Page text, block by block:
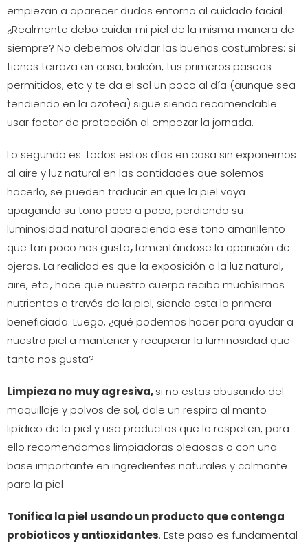
empiezan a aparecer dudas entorno al cuidado facial
¿Realmente debo cuidar mi piel de la misma manera de
siempre? No debemos olvidar las buenas costumbres: si
tienes terraza en casa, balcón, tus primeros paseos
permitidos, etc y te da el sol un poco al día (aunque sea
tendiendo en la azotea) sigue siendo recomendable
usar factor de protección al empezar la jornada.
Lo segundo es: todos estos días en casa sin exponernos
al aire y luz natural en las cantidades que solemos
hacerlo, se pueden traducir en que la piel vaya
apagando su tono poco a poco, perdiendo su
luminosidad natural apareciendo ese tono amarillento
que tan poco nos gusta,fomentándose la aparición de
ojeras. La realidad es que la exposición a la luz natural,
aire, etc., hace que nuestro cuerpo reciba muchísimos
nutrientes a través de la piel, siendo esta la primera
beneficiada. Luego, ¿qué podemos hacer para ayudar a
nuestra piel a mantener y recuperar la luminosidad que
tanto nos gusta?
Limpieza no muy agresiva,si no estas abusando del
maquillaje y polvos de sol, dale un respiro al manto
lipídico de la piel y usa productos que lo respeten, para
ello recomendamos limpiadoras oleaosas o con una
base importante en ingredientes naturales y calmante
para la piel
Tonifica la piel usando un producto que contenga
probioticos y antioxidantes. Este paso es fundamental